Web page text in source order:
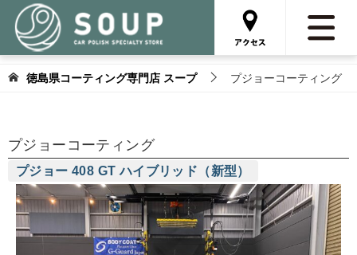
徳島県コーティング専門店 スープ プジョーコーティング
プジョーコーティング
プジョー 408 GT ハイブリッド（新型）